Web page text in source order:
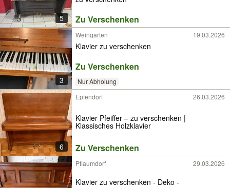
5 Zu Verschenken
3
Weingarten 19.03.2026
Klavier zu verschenken
Zu Verschenken
Nur Abholung
6
Epfendorf 26.03.2026
Klavier Pfeiffer – zu verschenken |
Klassisches Holzklavier
Zu Verschenken
Pflaumdorf 29.03.2026
Klavier zu verschenken - Deko -